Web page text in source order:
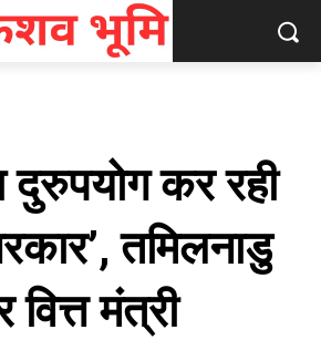
दुरुपयोग कर रही
तमिलनाडु
मंत्री